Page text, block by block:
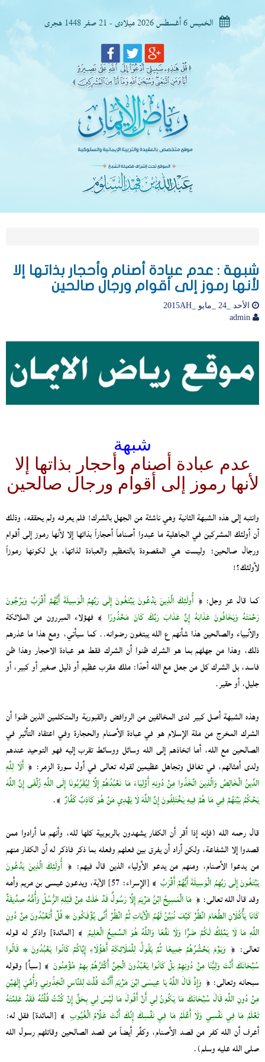
الخميس 6 أغسطس 2026 ميلادى - 21 صفر 1448 هجرى
شبهة : عدم عبادة أصنام وأحجار بذاتها إلا
لأنها رموز إلى أقوام ورجال صالحين
الأحد _24 _مايو _2015AH
شبهة
عدم عبادة أصنام وأحجار بذاتها إلا
لأنها رموز إلى أقوام ورجال صالحين
وانتبه إلى هذه الشبهة الثانية وهي ناشئة من الجهل بالشرك! فلم يعرفه ولم يحققه، وذلك
أن أولئك المشركين في الجاهلية ما عبدوا أصناماً أحجاراً بذاتها إلا لأنها رموز إلى أقوام
ورجال صالحين؛ وليست هي المقصودة بالتعظيم والعبادة لذاتها، بل لكونها رموزاً
لأولئك؟!
كما قال عز وجل: ﴿أُولَئِكَ الَّذِينَ يَدْعُونَ يَبْتَغُونَ إِلَى رَبِّهِمُ الْوَسِيلَةَ أَيُّهُمْ أَقْرَبُ وَيَرْجُونَ
رَحْمَتَهُ وَيَخَافُونَ عَذَابَهُ إِنَّ عَذَابَ رَبِّكَ كَانَ مَحْذُورًا ﴾ فهؤلاء المبررون من الملائكة
والأنبياء والصالحين هذا شأنهم ع الله يبتغون رضوانه.. كما سيأتي، ومع هذا ما عذرهم
ذلك، وهذا من جهلهم بما هو الشرك ظنوا أن الشرك فقط هو عبادة الاحجار وهذا ظن
فاسد، بل الشرك كل من جعل مع الله أحدًا: ملك مقرب عظيم أو ذليل صغير أو كبير، أو
جليل، أو حقير.
وهذه الشبهة أصل كبير لدى المخالفين من الروافض والقبورية والمتكلمين الذين ظنوا أن
الشرك المخرج من ملة الإسلام هو في عبادة الأصنام والحجارة وفي اعتقاد التأثير في
الصالحين مع الله، أما اتخاذهم إلى الله وسائل ووسائط تقرب إليه فهو التوحيد عندهم
ولدى أمثالهم، في تغافل وتجاهل عظيمين لقوله تعالى في أول سورة الزمر: ﴿أَلَا لِلَّهِ
الدِّينُ الْخَالِصُ وَالَّذِينَ اتَّخَذُوا مِنْ دُونِهِ أَوْلِيَاءَ مَا نَعْبُدُهُمْ إِلَّا لِيُقَرِّبُونَا إِلَى اللَّهِ زُلْفَى إِنَّ اللَّهَ
يَحْكُمُ بَيْنَهُمْ فِي مَا هُمْ فِيهِ يَخْتَلِفُونَ إِنَّ اللَّهَ لَا يَهْدِي مَنْ هُوَ كَاذِبٌ كَفَّارٌ﴾.
قال رحمه الله (فإنه إذا أقر أن الكفار يشهدون بالربوبية كلها لله، وأنهم ما أرادوا ممن
قصدوا إلا الشفاعة، ولكن أراد أن يفرق بين فعلهم وفعله بما ذكر فاذكر له أن الكفار منهم
من يدعوا الأصنام، ومنهم من يدعو الأولياء الذين قال فيهم: ﴿أُولَئِكَ الَّذِينَ يَدْعُونَ
يَبْتَغُونَ إِلَى رَبِّهِمُ الْوَسِيلَةَ أَيُّهُمْ أَقْرَبُ
﴾ [الإسراء: 57] الآية، ويدعون عيسى بن مريم وأمه
وقد قال الله تعالى: ﴿ مَا الْمَسِيحُ ابْنُ مَرْيَمَ إِلَّا رَسُولٌ قَدْ خَلَتْ مِنْ قَبْلِهِ الرُّسُلُ وَأُمُّهُ صِدِّيقَةٌ
كَانَا يَأْكُلَانِ الطَّعَامَ انْظُرْ كَيْفَ نُبَيِّنُ لَهُمُ الْآَيَاتِ ثُمَّ انْظُرْ أَنَّى يُؤْفَكُونَ * قُلْ أَتَعْبُدُونَ مِنْ دُونِ
اللَّهِ مَا لَا يَمْلِكُ لَكُمْ ضَرًّا وَلَا نَفْعًا وَاللَّهُ هُوَ السَّمِيعُ الْعَلِيمُ ﴾ [المائدة] واذكر له قوله
تعالى: ﴿ وَيَوْمَ يَحْشُرُهُمْ جَمِيعًا ثُمَّ يَقُولُ لِلْمَلَائِكَةِ أَهَؤُلَاءِ إِيَّاكُمْ كَانُوا يَعْبُدُونَ * قَالُوا
سُبْحَانَكَ أَنْتَ وَلِيُّنَا مِنْ دُونِهِمْ بَلْ كَانُوا يَعْبُدُونَ الْجِنَّ أَكْثَرُهُمْ بِهِمْ مُؤْمِنُونَ ﴾ [سبأ] وقوله
سبحانه وتعالى: ﴿ وَإِذْ قَالَ اللَّهُ يَا عِيسَى ابْنَ مَرْيَمَ أَأَنْتَ قُلْتَ لِلنَّاسِ اتَّخِذُونِي وَأُمِّيَ إِلَهَيْنِ
مِنْ دُونِ اللَّهِ قَالَ سُبْحَانَكَ مَا يَكُونُ لِي أَنْ أَقُولَ مَا لَيْسَ لِي بِحَقٍّ إِنْ كُنْتُ قُلْتُهُ فَقَدْ عَلِمْتَهُ
تَعْلَمُ مَا فِي نَفْسِي وَلَا أَعْلَمُ مَا فِي نَفْسِكَ إِنَّكَ أَنْتَ عَلَّامُ الْغُيُوبِ ﴾ [المائدة] فقل له:
أعرف أن الله كفر من قصد الأصنام، وكفَّر أيضاً من قصد الصالحين وقاتلهم رسول الله
صلى الله عليه وسلم).